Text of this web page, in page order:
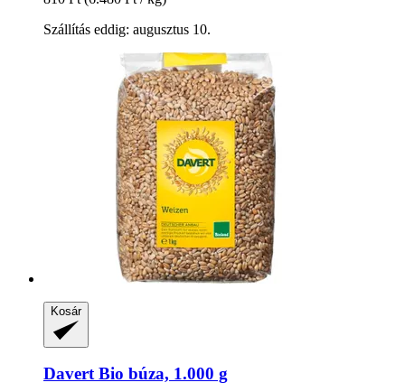
Szállítás eddig: augusztus 10.
Kosár
DavertBio búza, 1.000 g